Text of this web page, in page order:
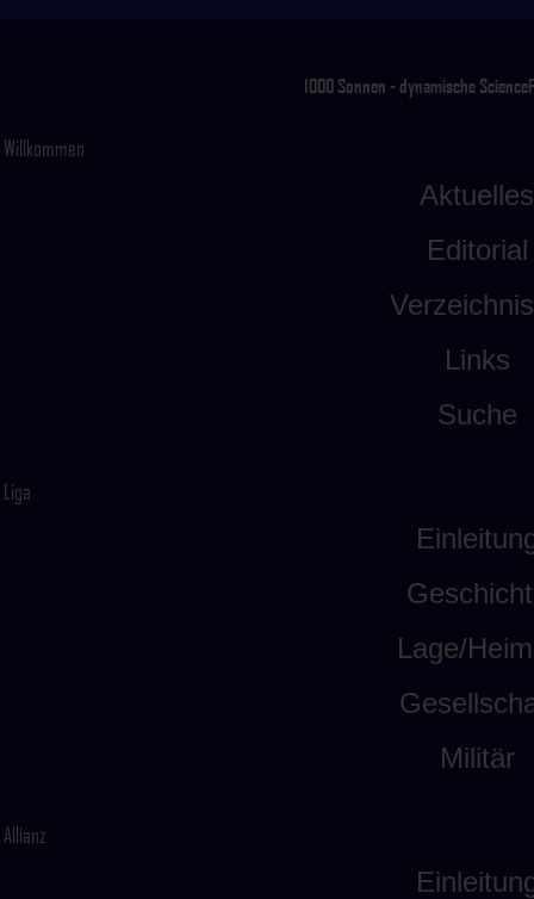
1000 Sonnen - dynamische
Willkommen
Aktuelles
Editorial
Links
Suche
Liga
Lage/
Militär
Allianz